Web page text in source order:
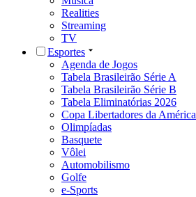
Realities
Streaming
TV
Esportes
Agenda de Jogos
Tabela Brasileirão Série A
Tabela Brasileirão Série B
Tabela Eliminatórias 2026
Copa Libertadores da América
Olimpíadas
Basquete
Vôlei
Automobilismo
Golfe
e-Sports